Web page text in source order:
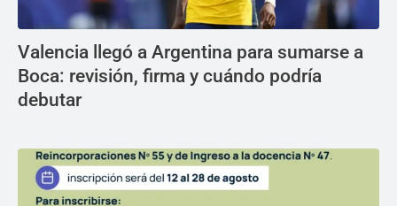
Valencia llegó a Argentina para sumarse a
Boca: revisión, firma y cuándo podría
debutar